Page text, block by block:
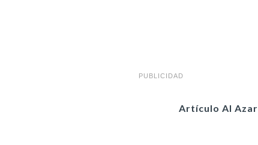
PUBLICIDAD
Artículo Al Azar